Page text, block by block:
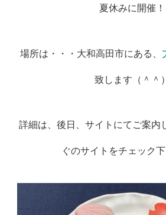
夏休みに開催！
場所は・・・大和高田市にある、
致します（＾＾）
詳細は、後日、サイトにてご案内
ぐのサイトをチェック